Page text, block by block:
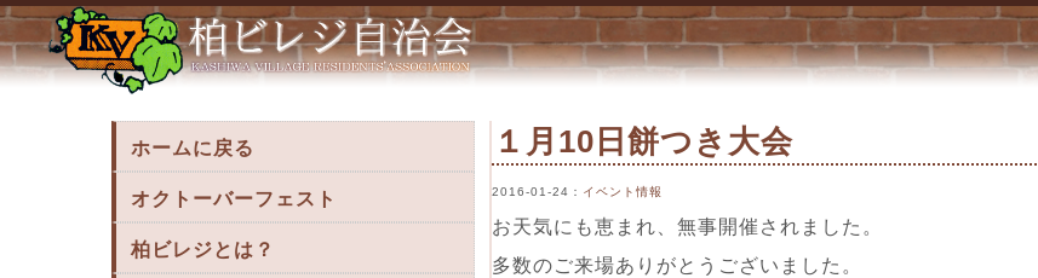
１月10日餅つき大会 « 柏ビレジ
１月10日餅つき大会
2016-01-24 ： イベント情報
お天気にも恵まれ、無事開催されました。
多数のご来場ありがとうございました。
ホームに戻る
オクトーバーフェスト
柏ビレジとは？